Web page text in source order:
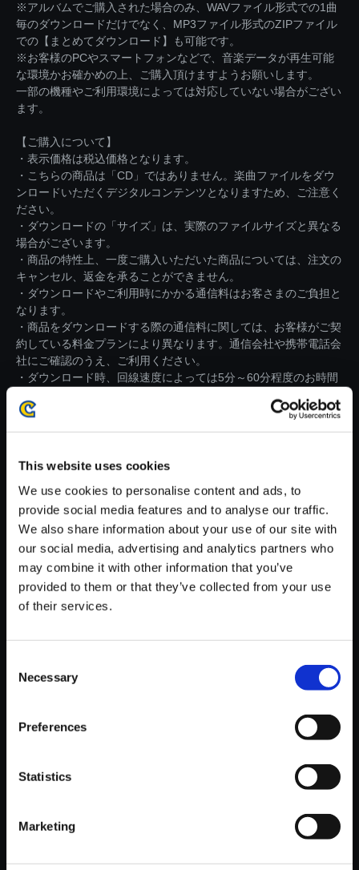
This website uses cookies
We use cookies to personalise content and ads, to
provide social media features and to analyse our traffic.
We also share information about your use of our site with
our social media, advertising and analytics partners who
may combine it with other information that you’ve
provided to them or that they’ve collected from your use
of their services.
Selection
Necessary
Preferences
Statistics
Marketing
※アルバムでご購入された場合のみ、WAVファイル形式での1曲
毎のダウンロードだけでなく、MP3ファイル形式のZIPファイル
での【まとめてダウンロード】も可能です。
※お客様のPCやスマートフォンなどで、音楽データが再生可能
な環境かお確かめの上、ご購入頂けますようお願いします。
一部の機種やご利用環境によっては対応していない場合がござい
ます。
【ご購入について】
・表示価格は税込価格となります。
・こちらの商品は「CD」ではありません。楽曲ファイルをダウ
ンロードいただくデジタルコンテンツとなりますため、ご注意く
ださい。
・ダウンロードの「サイズ」は、実際のファイルサイズと異なる
場合がございます。
・商品の特性上、一度ご購入いただいた商品については、注文の
キャンセル、返金を承ることができません。
・ダウンロードやご利用時にかかる通信料はお客さまのご負担と
なります。
・商品をダウンロードする際の通信料に関しては、お客様がご契
約している料金プランにより異なります。通信会社や携帯電話会
社にご確認のうえ、ご利用ください。
・ダウンロード時、回線速度によっては5分～60分程度のお時間
※ご購入いただいたファイルのダウンロードの際には、通信環境
【単曲】ヴァンパイア サウンド
BOX MORRIGAN Winning The
me
おすすめ商品